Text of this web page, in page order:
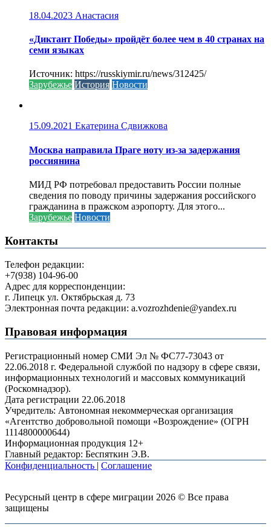
18.04.2023 Анастасия
«Диктант Победы» пройдёт более чем в 40 странах на
семи языках
Источник: https://russkiymir.ru/news/312425/
Зарубежье История Новости
15.09.2021 Екатерина Сдвижкова
Москва направила Праге ноту из-за задержания
россиянина
МИД РФ потребовал предоставить России полные
сведения по поводу причины задержания российского
гражданина в пражском аэропорту. Для этого...
Зарубежье Новости
Контакты
Телефон редакции:
+7(938) 104-96-00
Адрес для корреспонденции:
г. Липецк ул. Октябрьская д. 73
Электронная почта редакции: a.vozrozhdenie@yandex.ru
Правовая информация
Регистрационный номер СМИ Эл № ФС77-73043 от
22.06.2018 г. Федеральной службой по надзору в сфере связи,
информационных технологий и массовых коммуникаций
(Роскомнадзор).
Дата регистрации 22.06.2018
Учредитель: Автономная некоммерческая организация
«Агентство добровольной помощи «Возрождение» (ОГРН
1114800000644)
Информационная продукция 12+
Главный редактор: Беспяткин Э.В.
Конфиденциальность | Соглашение
Ресурсный центр в сфере миграции 2026 © Все права
защищены